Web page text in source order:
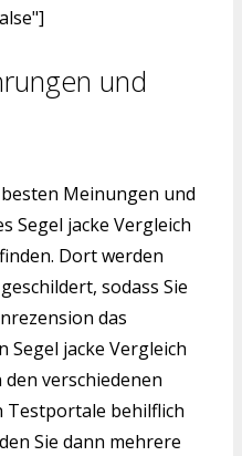
und
Meinungen und
Segel jacke Vergleich
Dort werden
sodass Sie
das
jacke Vergleich
verschiedenen
Testportale behilflich
Sie dann mehrere